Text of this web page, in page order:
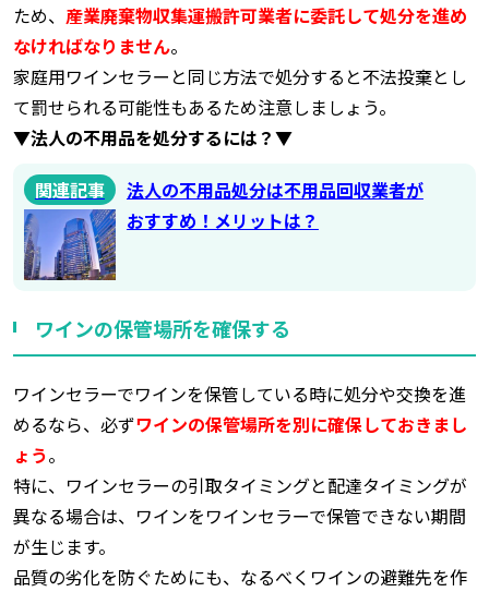
ため、 産業廃棄物収集運搬許可業者に委託して処分を進め
なければなりません。
家庭用ワインセラーと同じ方法で処分すると不法投棄とし
て罰せられる可能性もあるため注意しましょう。
▼法人の不用品を処分するには？▼
関連記事
法人の不用品処分は不用品回収業者が
おすすめ！メリットは？
ワインの保管場所を確保する
ワインセラーでワインを保管している時に処分や交換を進
めるなら、必ずワインの保管場所を別に確保しておきまし
ょう。
特に、ワインセラーの引取タイミングと配達タイミングが
異なる場合は、ワインをワインセラーで保管できない期間
が生じます。
品質の劣化を防ぐためにも、なるべくワインの避難先を作